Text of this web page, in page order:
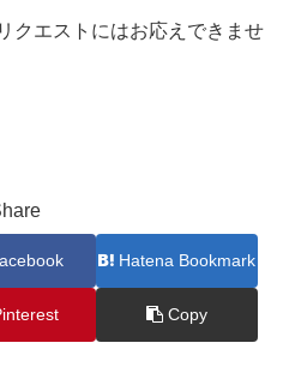
クエストにはお応えできませ
Hatena Bookmark
Copy